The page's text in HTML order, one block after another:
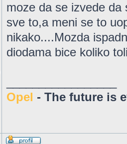
moze da se izvede
sve to,a meni se to
nikako....Mozda
diodama bice koliko
Opel - The future is